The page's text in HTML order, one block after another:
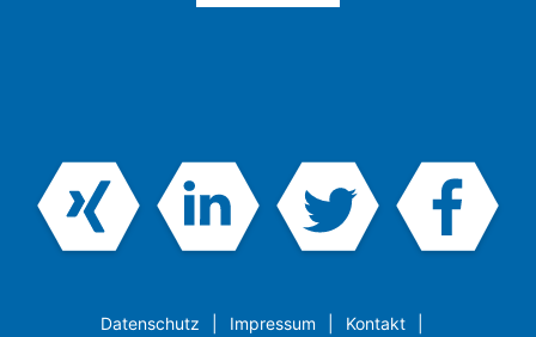
Datenschutz Impressum
Kontakt